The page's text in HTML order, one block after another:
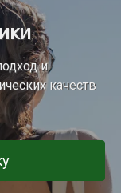
и
качеств